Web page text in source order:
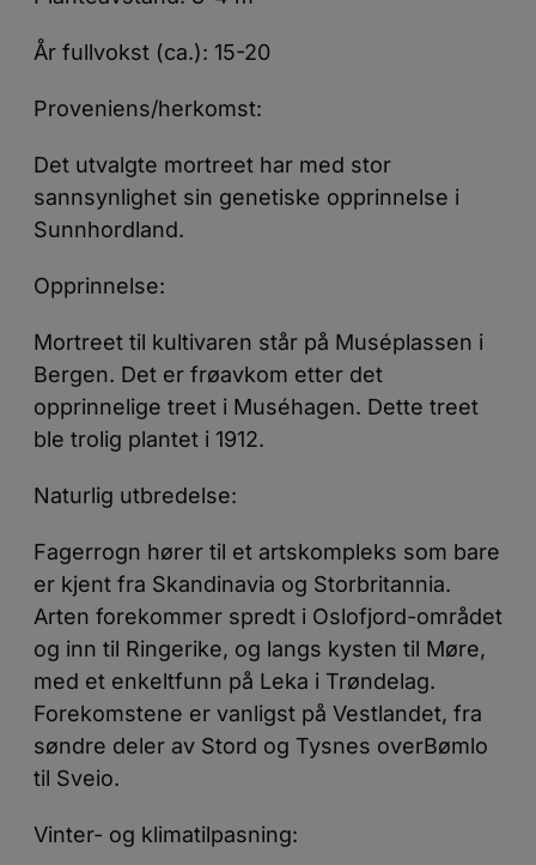
År fullvokst (ca.): 15-20
Proveniens/herkomst:
Det utvalgte mortreet har med stor
sannsynlighet sin genetiske opprinnelse i
Sunnhordland.
Opprinnelse:
Mortreet til kultivaren står på Muséplassen i
Bergen. Det er frøavkom etter det
opprinnelige treet i Muséhagen. Dette treet
ble trolig plantet i 1912.
Naturlig utbredelse:
Fagerrogn hører til et artskompleks som bare
er kjent fra Skandinavia og Storbritannia.
Arten forekommer spredt i Oslofjord-området
og inn til Ringerike, og langs kysten til Møre,
med et enkeltfunn på Leka i Trøndelag.
Forekomstene er vanligst på Vestlandet, fra
søndre deler av Stord og Tysnes overBømlo
til Sveio.
Vinter- og klimatilpasning: